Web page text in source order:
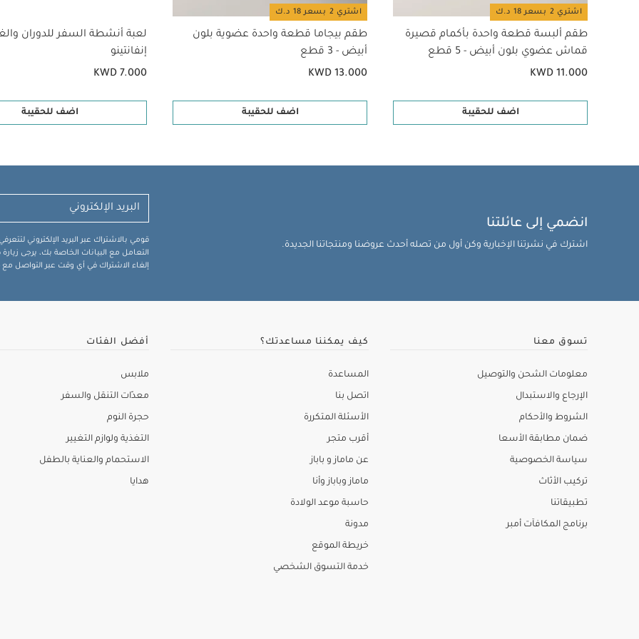
اشتري 2 بسعر 18 د.ك
طقم ألبسة قطعة واحدة بأكمام قصيرة
قماش عضوي بلون أبيض - 5 قطع
KWD 11.000
اضف للحقيبة
اشتري 2 بسعر 18 د.ك
طقم بيجاما قطعة واحدة عضوية بلون
أبيض - 3 قطع
KWD 13.000
اضف للحقيبة
لعبة أنشطة السفر للدوران
إنفانتينو
KWD 7.000
اضف للحقيبة
انضمي إلى عائلتنا
اشترك في نشرتنا الإخبارية وكن أول من تصله أحدث عروضنا ومنتجاتنا الجديدة.
قومي بالاشتراك عبر البريد الإلكتروني
التعامل مع البيانات الخاصة بك، يرجى
إلغاء الاشتراك في أي وقت عبر التواصل مع
تسوق معنا
معلومات الشحن والتوصيل
الإرجاع والاستبدال
الشروط والأحكام
ضمان مطابقة الأسعا
سياسة الخصوصية
تركيب الأثاث
تطبيقاتنا
برنامج المكافآت أمبر
كيف يمكننا مساعدتك؟
المساعدة
اتصل بنا
الأسئلة المتكررة
أقرب متجر
عن ماماز و باباز
ماماز وباباز وأنا
حاسبة موعد الولادة
مدونة
خريطة الموقع
خدمة التسوق الشخصي
أفضل الفئات
ملابس
معدّات التنقل والسفر
حجرة النوم
التغذية ولوازم التغيير
الاستحمام والعناية بالطفل
هدايا